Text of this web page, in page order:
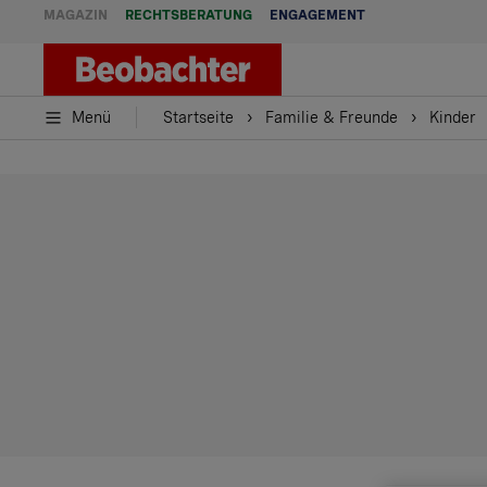
MAGAZIN RECHTSBERATUNG ENGAGEMENT
Menü Startseite Familie & Freunde Kinder